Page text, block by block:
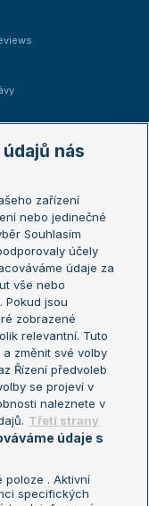
nás
zařízení
nebo jedinečné
Souhlasím
účely
údaje za
vše nebo
Pokud jsou
zobrazené
relevantní. Tuto
změnit své volby
Řízení předvoleb
se projeví v
naleznete v
Třetí strany
údaje s
poloze . Aktivní
specifických